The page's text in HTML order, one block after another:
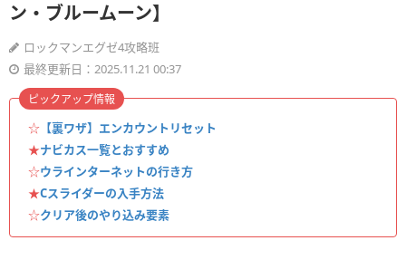
ン・ブルームーン】
ロックマンエグゼ4攻略班
最終更新日：2025.11.21 00:37
☆ 【裏ワザ】エンカウントリセット
★ナビカス一覧とおすすめ
☆ウラインターネットの行き方
★Cスライダーの入手方法
☆クリア後のやり込み要素
ピックアップ情報